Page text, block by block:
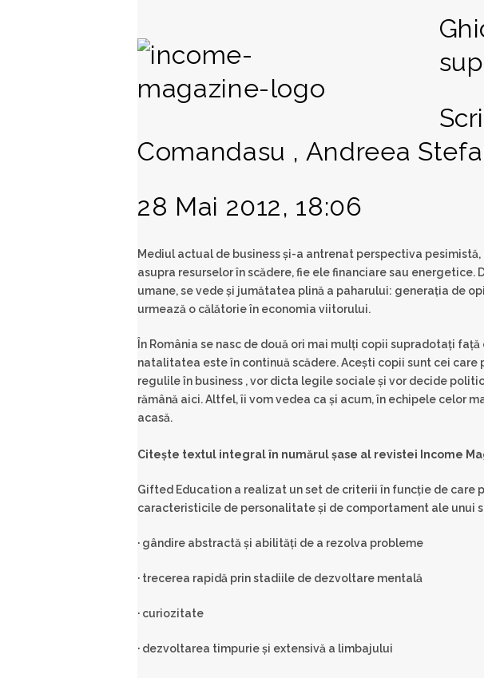
Comandasu , Andreea
28 Mai 2012, 18:06
Mediul actual de business şi-a antrenat perspectiva
asupra resurselor în scădere, fie ele financiare sau energetice.
umane, se vede şi jumătatea plină a paharului: generaţia de
urmează o călătorie în economia viitorului.
În România se nasc de două ori mai mulţi copii supradotaţi
natalitatea este în continuă scădere. Aceşti copii sunt cei care
regulile în business , vor dicta legile sociale şi vor decide
rămână aici. Altfel, îi vom vedea ca şi acum, în echipele celor
acasă.
Citeşte textul integral în numărul şase al revistei Income
Gifted Education a realizat un set de criterii în funcţie de care
caracteristicile de personalitate şi de comportament ale unui
· gândire abstractă şi abilităţi de a rezolva probleme
· trecerea rapidă prin stadiile de dezvoltare mentală
· curiozitate
· dezvoltarea timpurie şi extensivă a limbajului